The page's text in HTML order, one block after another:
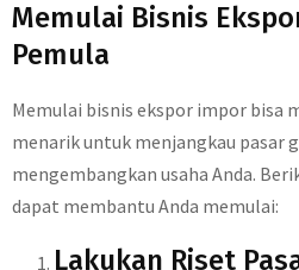
Memulai Bisnis
Pemula
Memulai bisnis ekspor impor bisa
menarik untuk menjangkau pasar
mengembangkan usaha Anda.
dapat membantu Anda memulai:
Lakukan Riset